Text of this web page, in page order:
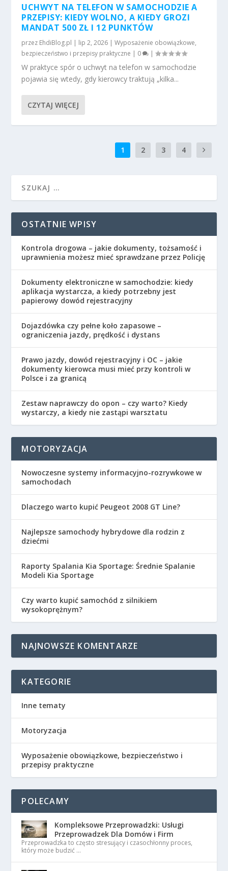
UCHWYT NA TELEFON W SAMOCHODZIE A
PRZEPISY: KIEDY WOLNO, A KIEDY GROZI
MANDAT 500 ZŁ I 12 PUNKTÓW
przez EhdiBlog.pl | lip 2, 2026 |Wyposażenie obowiązkowe,
bezpieczeństwo i przepisy praktyczne | 0 |
W praktyce spór o uchwyt na telefon w samochodzie
pojawia się wtedy, gdy kierowcy traktują „kilka...
CZYTAJ WIĘCEJ
1 2 3 4
OSTATNIE WPISY
Kontrola drogowa – jakie dokumenty, tożsamość i
uprawnienia możesz mieć sprawdzane przez Policję
Dokumenty elektroniczne w samochodzie: kiedy
aplikacja wystarcza, a kiedy potrzebny jest
papierowy dowód rejestracyjny
Dojazdówka czy pełne koło zapasowe –
ograniczenia jazdy, prędkość i dystans
Prawo jazdy, dowód rejestracyjny i OC – jakie
dokumenty kierowca musi mieć przy kontroli w
Polsce i za granicą
Zestaw naprawczy do opon – czy warto? Kiedy
wystarczy, a kiedy nie zastąpi warsztatu
MOTORYZACJA
Nowoczesne systemy informacyjno-rozrywkowe w
samochodach
Dlaczego warto kupić Peugeot 2008 GT Line?
Najlepsze samochody hybrydowe dla rodzin z
dziećmi
Raporty Spalania Kia Sportage: Średnie Spalanie
Modeli Kia Sportage
Czy warto kupić samochód z silnikiem
wysokoprężnym?
NAJNOWSZE KOMENTARZE
KATEGORIE
Inne tematy
Motoryzacja
Wyposażenie obowiązkowe, bezpieczeństwo i
przepisy praktyczne
POLECAMY
Kompleksowe Przeprowadzki: Usługi
Przeprowadzek Dla Domów i Firm
Przeprowadzka to często stresujący i czasochłonny proces,
który może budzić …